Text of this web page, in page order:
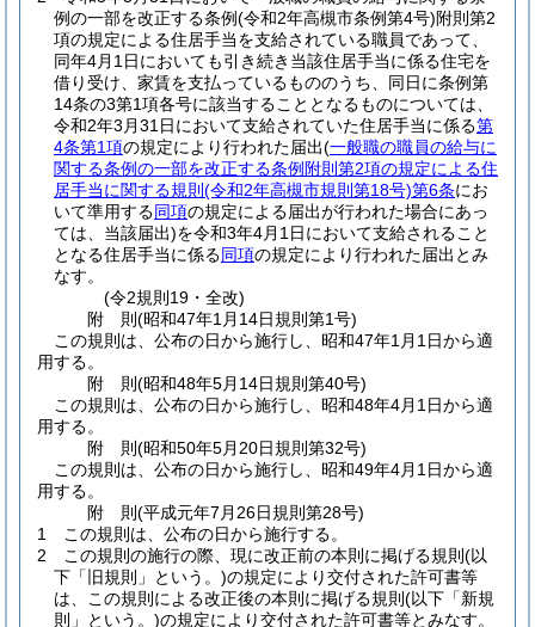
例の一部を改正する条例(令和2年高槻市条例第4号)附則第2
項の規定による住居手当を支給されている職員であって、
同年4月1日においても引き続き当該住居手当に係る住宅を
借り受け、家賃を支払っているもののうち、同日に条例第
14条の3第1項各号に該当することとなるものについては、
令和2年3月31日において支給されていた住居手当に係る第
4条第1項の規定により行われた届出(一般職の職員の給与に
関する条例の一部を改正する条例附則第2項の規定による住
居手当に関する規則 (令和2年高槻市規則第18号)第6条にお
いて準用する同項の規定による届出が行われた場合にあっ
ては、当該届出)を令和3年4月1日において支給されること
となる住居手当に係る同項の規定により行われた届出とみ
なす。
(令2規則19・全改)
附 則(昭和47年1月14日規則第1号)
この規則は、公布の日から施行し、昭和47年1月1日から適
用する。
附 則(昭和48年5月14日規則第40号)
この規則は、公布の日から施行し、昭和48年4月1日から適
用する。
附 則(昭和50年5月20日規則第32号)
この規則は、公布の日から施行し、昭和49年4月1日から適
用する。
附 則(平成元年7月26日規則第28号)
1
この規則は、公布の日から施行する。
2
この規則の施行の際、現に改正前の本則に掲げる規則 (以
下「旧規則」という。)の規定により交付された許可書等
は、この規則による改正後の本則に掲げる規則 (以下「新規
則」という。)の規定により交付された許可書等とみなす。